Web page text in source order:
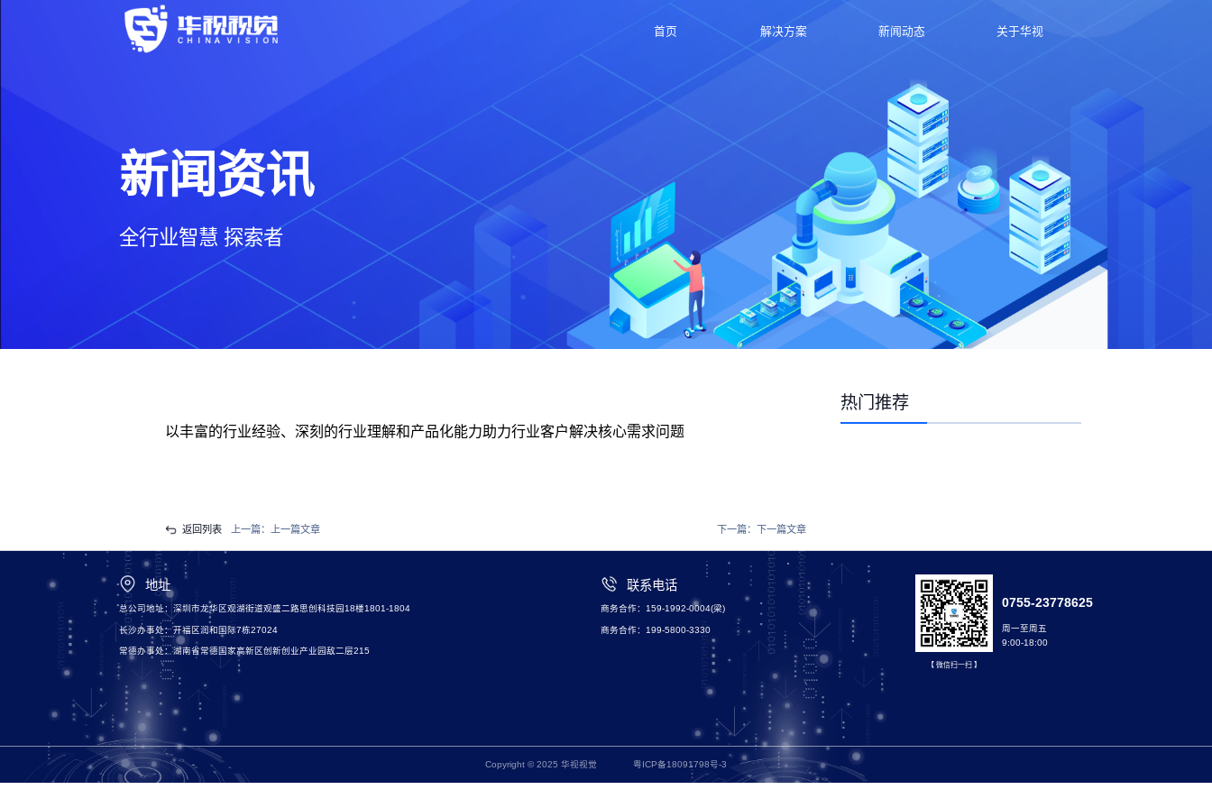
首页 解决方案 新闻动态 关于华视
新闻资讯
全行业智慧 探索者
以丰富的行业经验、深刻的行业理解和产品化能力助力行业客户解决核心需求问题
返回列表 上一篇： 上一篇文章 下一篇： 下一篇文章
热门推荐
地址
总公司地址：深圳市龙华区观湖街道观盛二路思创科技园18楼1801-1804
长沙办事处：开福区润和国际7栋27024
常德办事处：湖南省常德国家高新区创新创业产业园敌二层215
联系电话
商务合作：159-1992-0004(梁)
商务合作：199-5800-3330
【 微信扫一扫 】
0755-23778625
周一至周五
9:00-18:00
Copyright © 2025 华视视觉 粤ICP备18091798号-3